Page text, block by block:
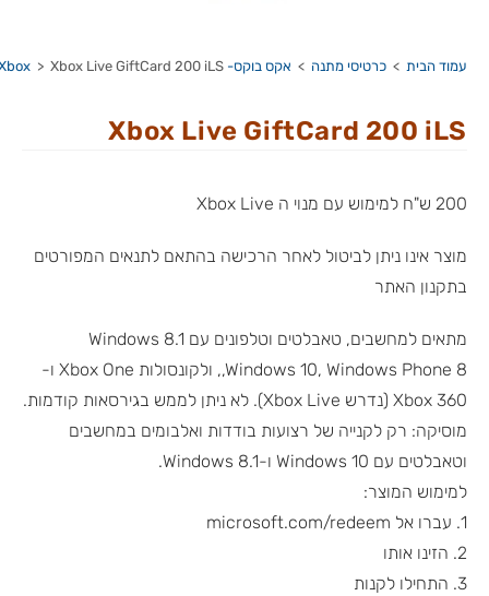
עמוד הבית > כרטיסי מתנה > אקס בוקס- Xbox > Xbox Live GiftCard 200 iLS
Xbox Live GiftCard 200 iLS
200 ש"ח למימוש עם מנוי ה Xbox Live
מוצר אינו ניתן לביטול לאחר הרכישה בהתאם לתנאים המפורטים
בתקנון האתר
מתאים למחשבים, טאבלטים וטלפונים עם Windows 8.1
,Windows 10, Windows Phone 8, ולקונסולות Xbox One ו-
Xbox 360 (נדרש Xbox Live). לא ניתן לממש בגירסאות קודמות.
מוסיקה: רק לקנייה של רצועות בודדות ואלבומים במחשבים
וטאבלטים עם Windows 10 ו-Windows 8.1.
למימוש המוצר:
1. עברו אל microsoft.com/redeem
2. הזינו אותו
3. התחילו לקנות